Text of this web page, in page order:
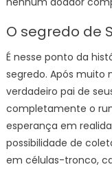
O segredo de
É nesse ponto da
segredo. Após muito
verdadeiro pai de
completamente o
esperança em
possibilidade de
em células-tronco,